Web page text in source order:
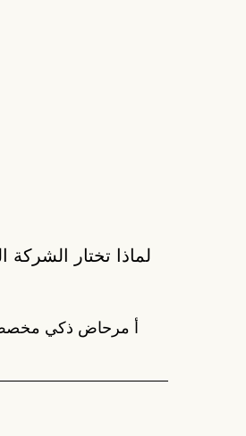
لماذا تختار
أ مرحاض ذكي مخصص